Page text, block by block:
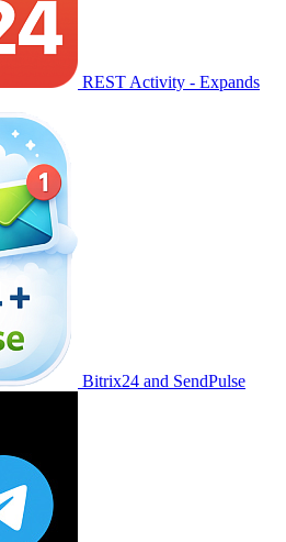
REST Activity - Expands
Bitrix24 and SendPulse